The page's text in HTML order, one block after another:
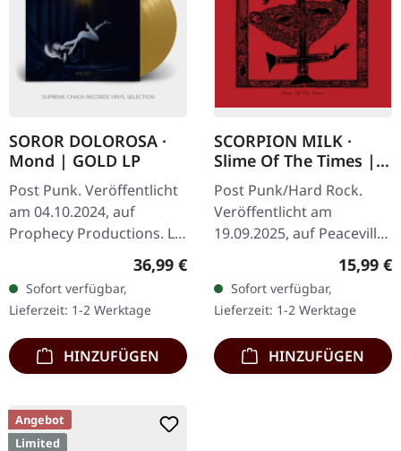
SOROR DOLOROSA ·
Mond | GOLD LP
Post Punk. Veröffentlicht
am 04.10.2024, auf
Prophecy Productions. LP
(goldenes Vinyl) mit
Einleger, schwarzer
Innenhülle und
Schutzhülle (300 Stück…
Regulärer Preis:
36,99 €
Sofort verfügbar,
Lieferzeit: 1-2 Werktage
HINZUFÜGEN
SCORPION MILK ·
Slime Of The Times |
CD
Post Punk/Hard Rock.
Veröffentlicht am
19.09.2025, auf Peaceville
Records. CD im Jewelcase.
Mat McNerney hat mit
Scorpion Milk etwas
wahrhaft Wildes…
15,99 €
Sofort verfügbar,
Lieferzeit: 1-2 Werktage
HINZUFÜGEN
Angebot
Limited